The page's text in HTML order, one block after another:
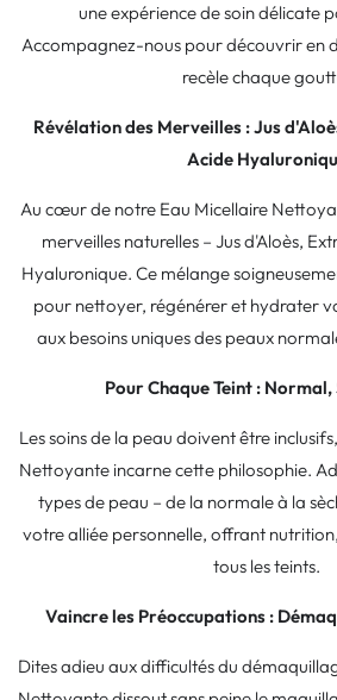
une expérience de soin délicate
Accompagnez-nous pour découvrir en
recèle chaque
Révélation des Merveilles : Jus
Acide
Au cœur de notre Eau Micellaire
merveilles naturelles – Jus d'Aloès,
Hyaluronique. Ce mélange
pour nettoyer, régénérer et hydrater
aux besoins uniques des peaux
Pour Chaque Teint : Normal,
Les soins de la peau doivent être
Nettoyante incarne cette philosophie.
types de peau – de la normale à la
votre alliée personnelle, offrant
tous les teints.
Vaincre les Préoccupations :
Dites adieu aux difficultés du